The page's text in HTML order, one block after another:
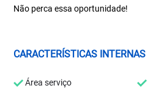
Não perca essa oportunidade!
CARACTERÍSTICAS INTERNAS
Área serviço